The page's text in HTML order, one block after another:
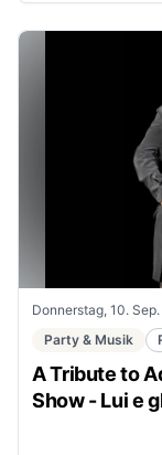
Donnerstag, 10. Sep.
Party & Musik
A Tribute to
Show - Lui e